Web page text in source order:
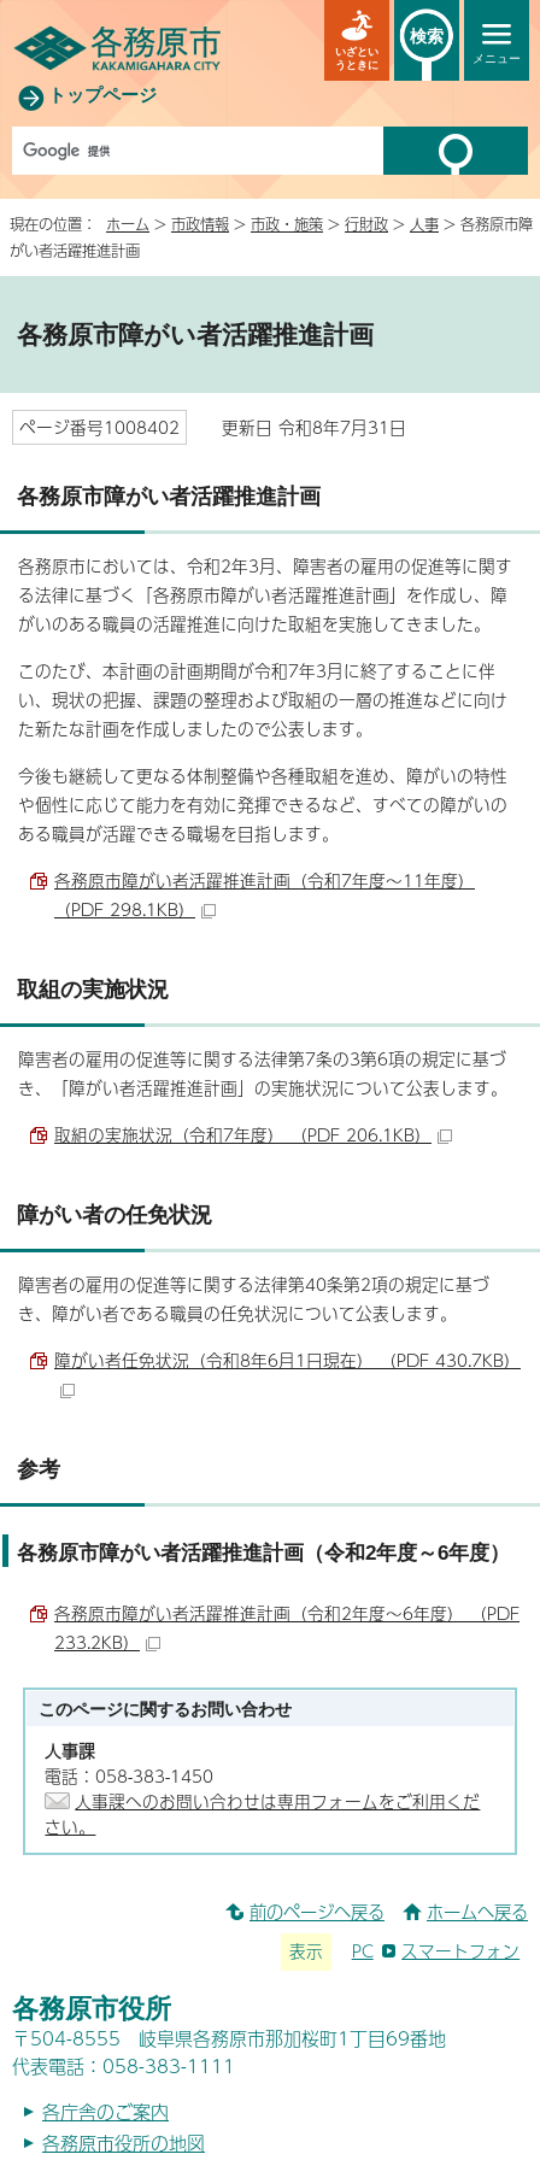
トップページ
メニュー
いざとい
うときに
検索
現在の位置： ホーム > 市政情報 > 市政・施策 > 行財政 > 人事 > 各務原市障
がい者活躍推進計画
各務原市障がい者活躍推進計画
ページ番号1008402 更新日 令和8年7月31日
各務原市障がい者活躍推進計画
各務原市においては、令和2年3月、障害者の雇用の促進等に関す
る法律に基づく「各務原市障がい者活躍推進計画」を作成し、障
がいのある職員の活躍推進に向けた取組を実施してきました。
このたび、本計画の計画期間が令和7年3月に終了することに伴
い、現状の把握、課題の整理および取組の一層の推進などに向け
た新たな計画を作成しましたので公表します。
今後も継続して更なる体制整備や各種取組を進め、障がいの特性
や個性に応じて能力を有効に発揮できるなど、すべての障がいの
ある職員が活躍できる職場を目指します。
各務原市障がい者活躍推進計画（令和7年度～11年度）
（PDF 298.1KB）
取組の実施状況
障害者の雇用の促進等に関する法律第7条の3第6項の規定に基づ
き、「障がい者活躍推進計画」の実施状況について公表します。
取組の実施状況（令和7年度） （PDF 206.1KB）
障がい者の任免状況
障害者の雇用の促進等に関する法律第40条第2項の規定に基づ
き、障がい者である職員の任免状況について公表します。
障がい者任免状況（令和8年6月1日現在） （PDF 430.7KB）
参考
各務原市障がい者活躍推進計画（令和2年度～6年度）
各務原市障がい者活躍推進計画（令和2年度～6年度） （PDF
233.2KB）
このページに関するお問い合わせ
人事課
電話：058-383-1450
人事課へのお問い合わせは専用フォームをご利用くだ
さい。
前のページへ戻る ホームへ戻る
表示 PC スマートフォン
各務原市役所
〒504-8555 岐阜県各務原市那加桜町1丁目69番地
代表電話：058-383-1111
各庁舎のご案内
各務原市役所の地図